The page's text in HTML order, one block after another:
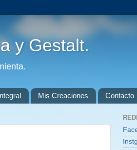
y Gestalt.
Mis Creaciones Contacto